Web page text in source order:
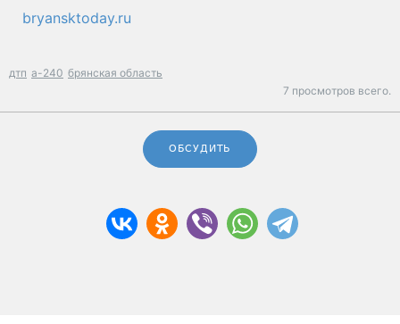
bryansktoday.ru
дтп а-240 брянская область
7 просмотров всего.
ОБСУДИТЬ